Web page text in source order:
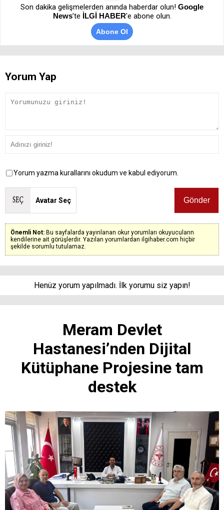
Son dakika gelişmelerden anında haberdar olun! Google
News’te İLGİ HABER'e abone olun.
Abone Ol
Yorum Yap
Yorum yazma kurallarını okudum ve kabul ediyorum.
Avatar Seç
Önemli Not: Bu sayfalarda yayınlanan okur yorumları okuyucuların
kendilerine ait görüşlerdir. Yazılan yorumlardan ilgihaber.com hiçbir
şekilde sorumlu tutulamaz.
Henüz yorum yapılmadı. İlk yorumu siz yapın!
Meram Devlet
Hastanesi’nden Dijital
Kütüphane Projesine tam
destek